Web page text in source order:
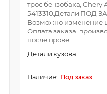
трос бензобака, Chery
5413310.Детали ПОД
Возможно изменение
Оплата заказа
после прове..
Детали кузова
Под заказ